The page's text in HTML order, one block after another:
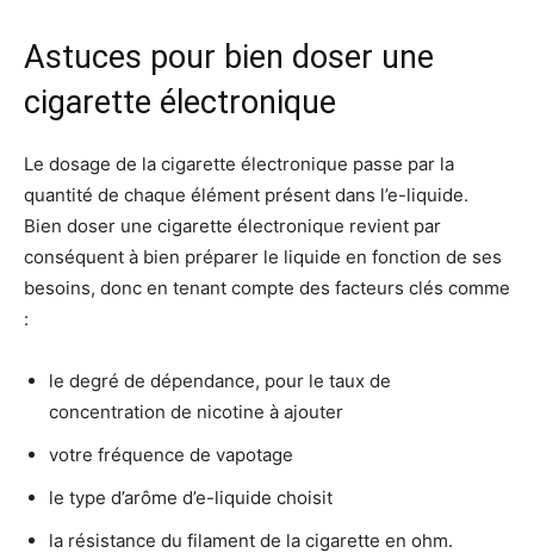
Astuces pour bien doser une
cigarette électronique
Le dosage de la cigarette électronique passe par la
quantité de chaque élément présent dans l’e-liquide.
Bien doser une cigarette électronique revient par
conséquent à bien préparer le liquide en fonction de ses
besoins, donc en tenant compte des facteurs clés comme
:
le degré de dépendance, pour le taux de
concentration de nicotine à ajouter
votre fréquence de vapotage
le type d’arôme d’e-liquide choisit
la résistance du filament de la cigarette en ohm.